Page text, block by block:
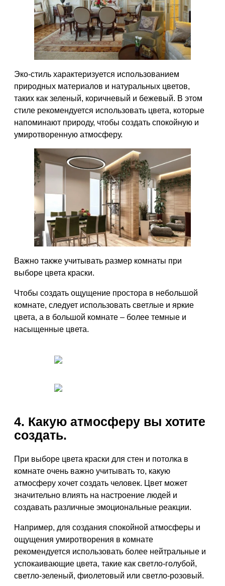
Эко-стиль характеризуется использованием
природных материалов и натуральных цветов,
таких как зеленый, коричневый и бежевый. В этом
стиле рекомендуется использовать цвета, которые
напоминают природу, чтобы создать спокойную и
умиротворенную атмосферу.
Важно также учитывать размер комнаты при
выборе цвета краски.
Чтобы создать ощущение простора в небольшой
комнате, следует использовать светлые и яркие
цвета, а в большой комнате – более темные и
насыщенные цвета.
4. Какую атмосферу вы хотите
создать.
При выборе цвета краски для стен и потолка в
комнате очень важно учитывать то, какую
атмосферу хочет создать человек. Цвет может
значительно влиять на настроение людей и
создавать различные эмоциональные реакции.
Например, для создания спокойной атмосферы и
ощущения умиротворения в комнате
рекомендуется использовать более нейтральные и
успокаивающие цвета, такие как светло-голубой,
светло-зеленый, фиолетовый или светло-розовый.